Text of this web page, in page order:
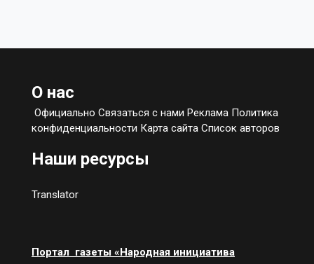
О нас
Официально Связаться с нами Реклама Политика
конфиденциальности Карта сайта Список авторов
Наши ресурсы
Translator
Портал газеты «Народная инициатива